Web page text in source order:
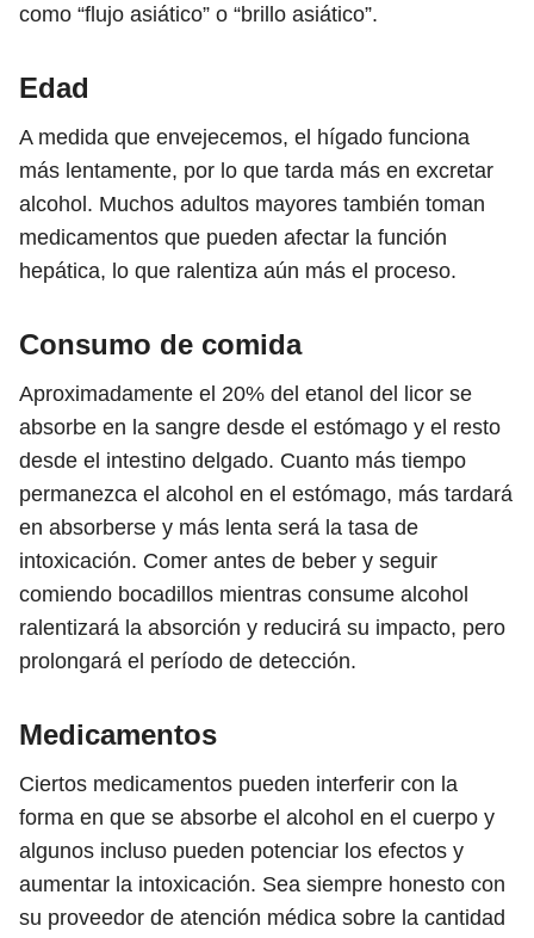
como “flujo asiático” o “brillo asiático”.
Edad
A medida que envejecemos, el hígado funciona
más lentamente, por lo que tarda más en excretar
alcohol. Muchos adultos mayores también toman
medicamentos que pueden afectar la función
hepática, lo que ralentiza aún más el proceso.
Consumo de comida
Aproximadamente el 20% del etanol del licor se
absorbe en la sangre desde el estómago y el resto
desde el intestino delgado. Cuanto más tiempo
permanezca el alcohol en el estómago, más tardará
en absorberse y más lenta será la tasa de
intoxicación. Comer antes de beber y seguir
comiendo bocadillos mientras consume alcohol
ralentizará la absorción y reducirá su impacto, pero
prolongará el período de detección.
Medicamentos
Ciertos medicamentos pueden interferir con la
forma en que se absorbe el alcohol en el cuerpo y
algunos incluso pueden potenciar los efectos y
aumentar la intoxicación. Sea siempre honesto con
su proveedor de atención médica sobre la cantidad